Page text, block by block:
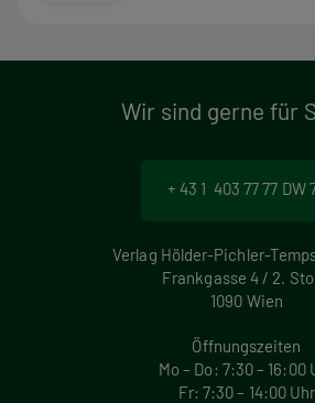
Wir sind gerne für
+ 43 1 403 77 77 DW
Verlag Hölder-Pichler-
Frankgasse 4 / 2.
1090 Wien
Öffnungszeiten
Mo – Do: 7:30 – 16:00
Fr: 7:30 – 14:00 Uhr